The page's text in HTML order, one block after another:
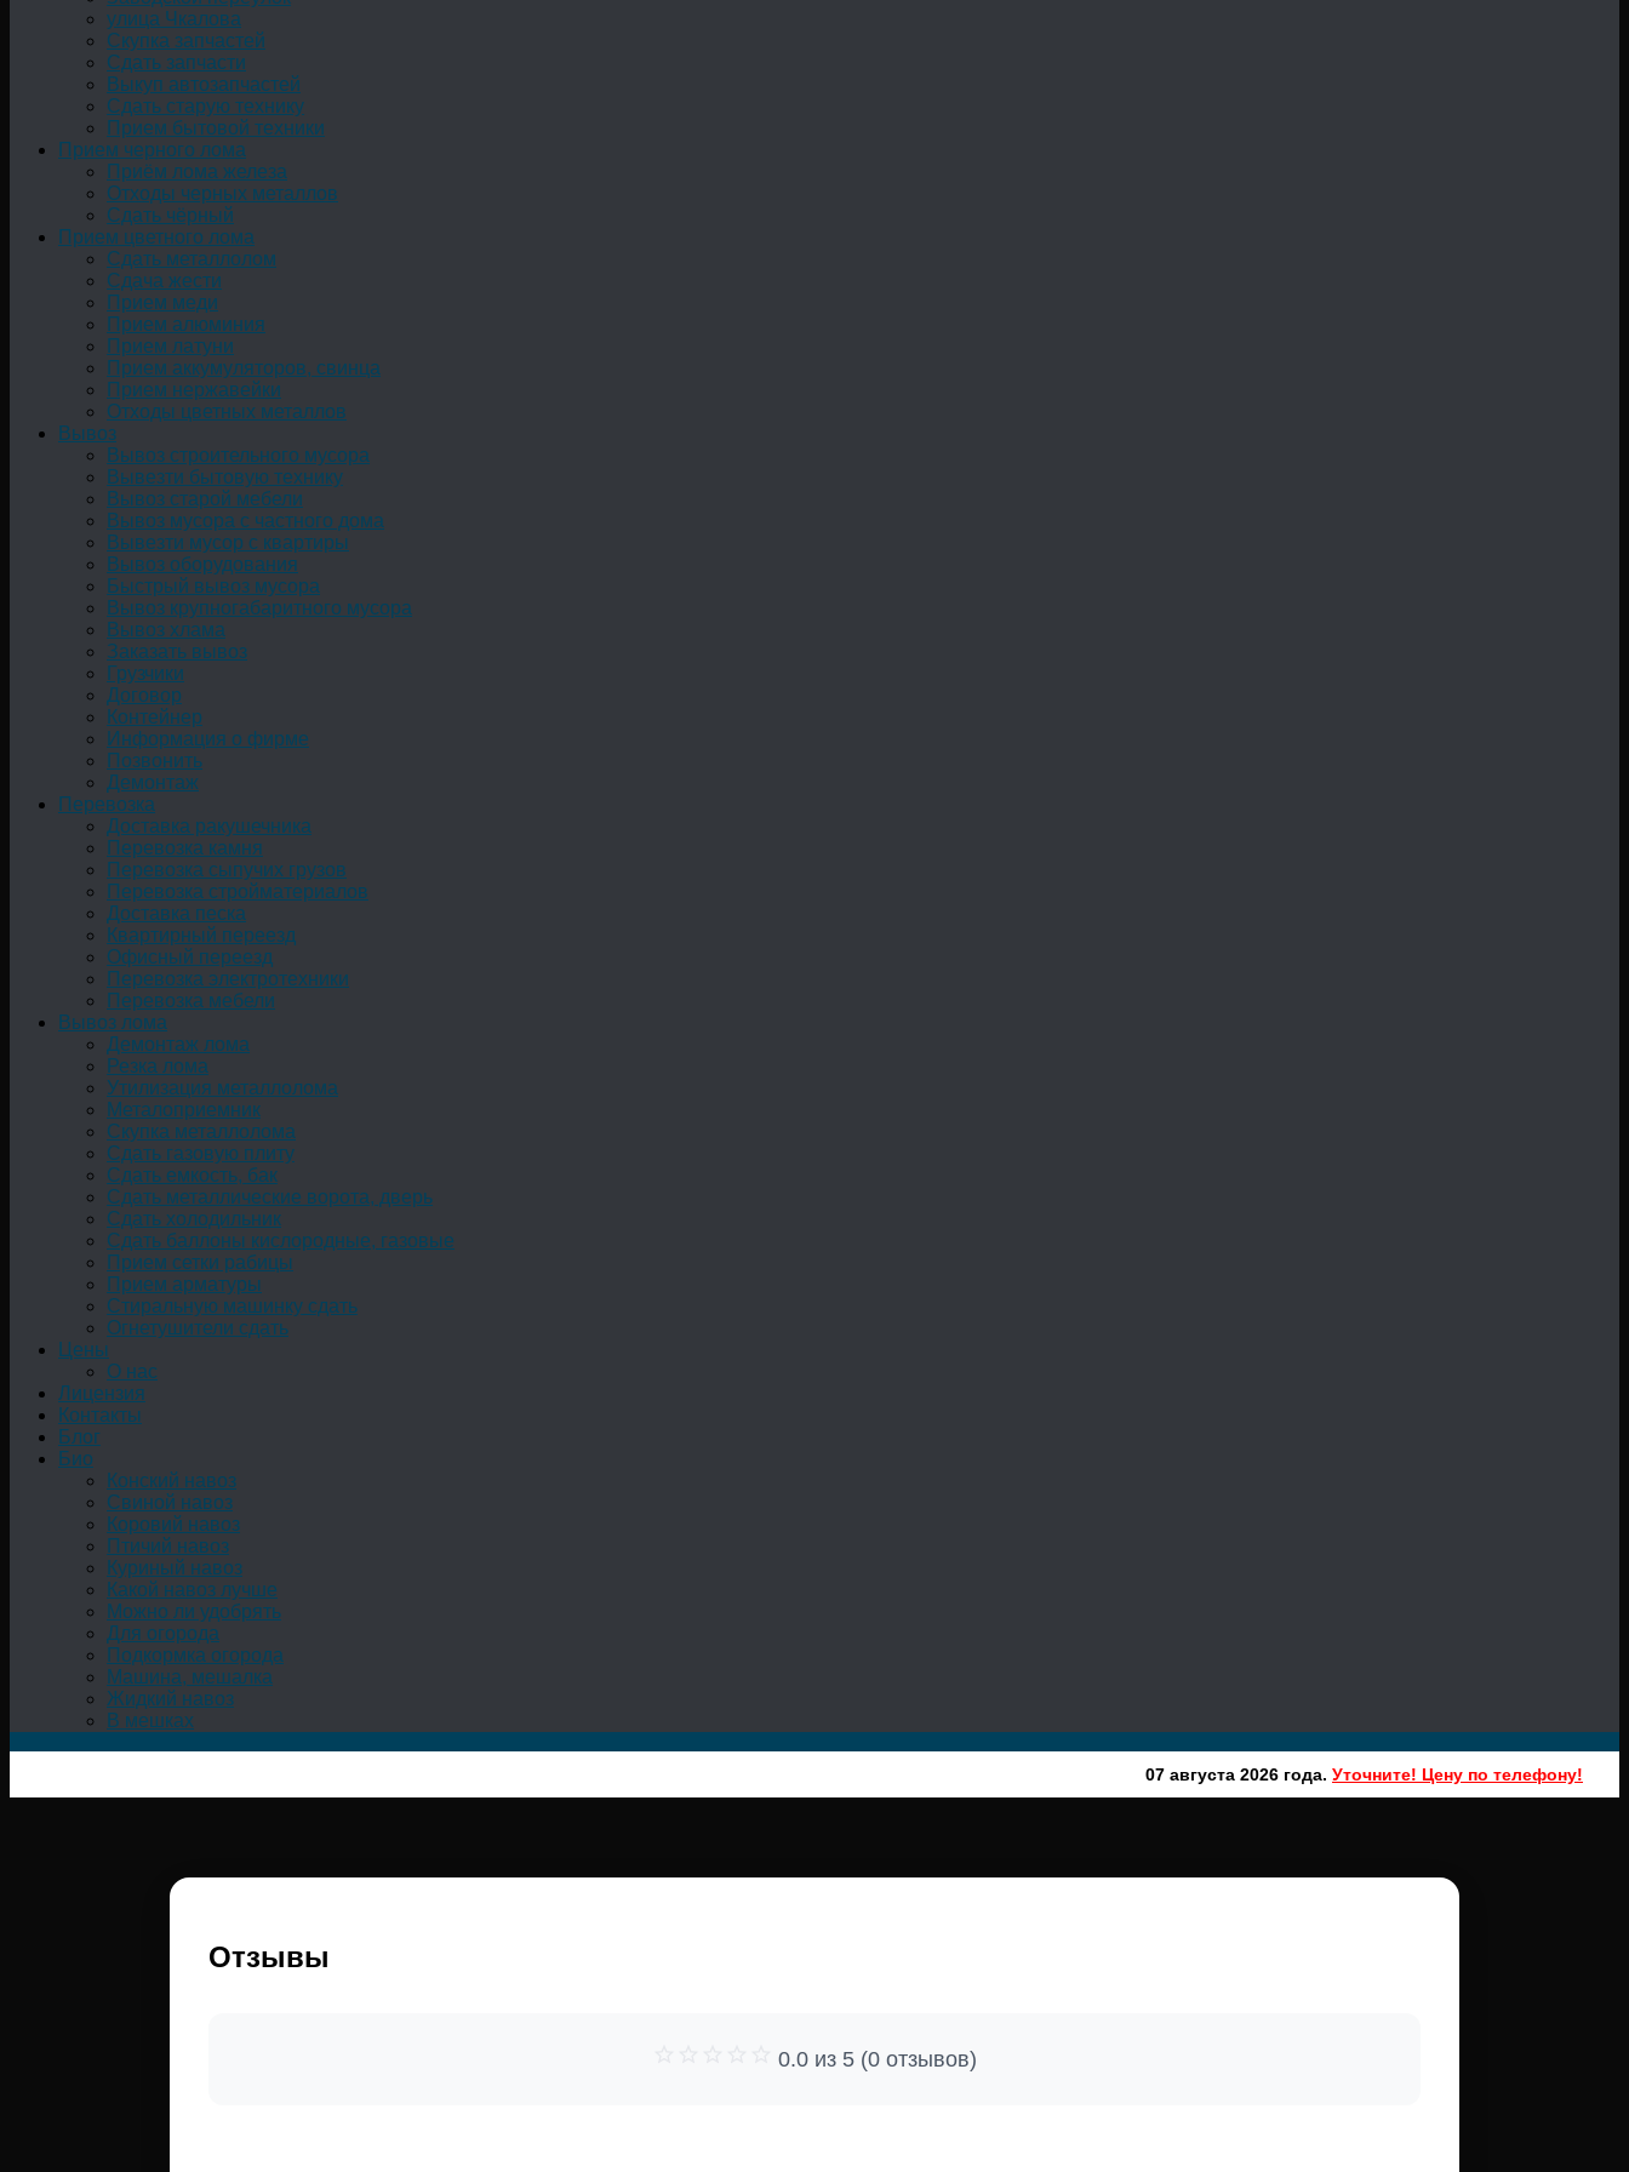
улица Чкалова
Скупка запчастей
Сдать запчасти
Выкуп автозапчастей
Сдать старую технику
Прием бытовой техники
Прием черного лома
Приём лома железа
Отходы черных металлов
Сдать чёрный
Прием цветного лома
Сдать металлолом
Сдача жести
Прием меди
Прием алюминия
Прием латуни
Прием аккумуляторов, свинца
Прием нержавейки
Отходы цветных металлов
Вывоз
Вывоз строительного мусора
Вывезти бытовую технику
Вывоз старой мебели
Вывоз мусора с частного дома
Вывезти мусор с квартиры
Вывоз оборудования
Быстрый вывоз мусора
Вывоз крупногабаритного мусора
Вывоз хлама
Заказать вывоз
Грузчики
Договор
Контейнер
Информация о фирме
Позвонить
Демонтаж
Перевозка
Доставка ракушечника
Перевозка камня
Перевозка сыпучих грузов
Перевозка стройматериалов
Доставка песка
Квартирный переезд
Офисный переезд
Перевозка электротехники
Перевозка мебели
Вывоз лома
Демонтаж лома
Резка лома
Утилизация металлолома
Металоприемник
Скупка металлолома
Сдать газовую плиту
Сдать емкость, бак
Cдать металлические ворота, дверь
Сдать холодильник
Сдать баллоны кислородные, газовые
Прием сетки рабицы
Прием арматуры
Стиральную машинку сдать
Огнетушители сдать
Цены
О нас
Лицензия
Контакты
Блог
Био
Конский навоз
Свиной навоз
Коровий навоз
Птичий навоз
Куриный навоз
Какой навоз лучше
Можно ли удобрять
Для огорода
Подкормка огорода
Машина, мешалка
Жидкий навоз
В мешках
07 августа 2026 года. Уточните! Цену по телефону!
Отзывы
0.0 из 5 (0 отзывов)